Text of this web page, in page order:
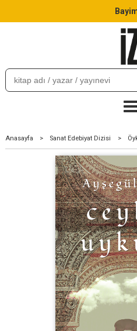
Anasayfa > Sanat Edebiyat Dizisi >